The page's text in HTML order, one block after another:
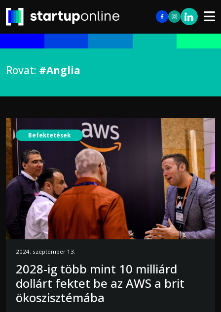
Rovat: #Anglia
Befektetések
2024. szeptember 13.
2028-ig több mint 10 milliárd
dollárt fektet be az AWS a brit
ökoszisztémába